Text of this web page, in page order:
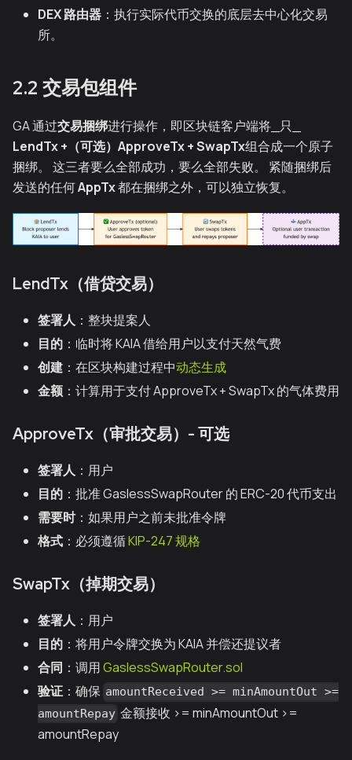
DEX 路由器 ：执行实际代币交换的底层去中心化交易
所。
2.2 交易包组件
GA 通过交易捆绑进行操作，即区块链客户端将_只_
LendTx +（可选）ApproveTx + SwapTx组合成一个原子
捆绑。 这三者要么全部成功，要么全部失败。 紧随捆绑后
发送的任何AppTx都在捆绑之外，可以独立恢复。
LendTx（借贷交易）
签署人 ：整块提案人
目的 ：临时将 KAIA 借给用户以支付天然气费
创建 ：在区块构建过程中动态生成
金额 ：计算用于支付 ApproveTx + SwapTx 的气体费用
ApproveTx（审批交易）- 可选
签署人 ：用户
目的 ：批准 GaslessSwapRouter 的 ERC-20 代币支出
需要时：如果用户之前未批准令牌
格式 ：必须遵循KIP-247 规格
SwapTx（掉期交易）
签署人 ：用户
目的 ：将用户令牌交换为 KAIA 并偿还提议者
合同 ：调用GaslessSwapRouter.sol
验证 ：确保 amountReceived >= minAmountOut >=
amountRepay 金额接收 >= minAmountOut >=
amountRepay